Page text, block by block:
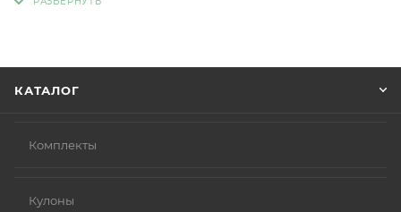
КАТАЛОГ
Комплекты
Кулоны